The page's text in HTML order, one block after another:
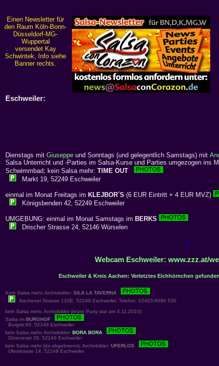
Einen Newsletter für
den Raum Köln-Bonn-
Düsseldorf-MG-
Wuppertal
versendet Kay
Schwintek, Info siehe
Banner rechts.
Eschweiler:
Dienstags mit Giuseppe und Sonntags (und gelegentlich Samstags) mit
Salsa Unterricht und -Parties im Salsa-Kurse und Parties umgezogen ins
Schwimmbad; kein Salsa mehr: TIME OUT
Markt 19, 52249 Eschweiler
einmal im Monat Freitags im KLEJBOR´S (6 EUR Eintritt + 4 EUR MVZ)
Königsbenden 42, 52249 Eschweiler
UMGEBUNG: einmal im Monat Samstags im BERKS
Drischer Strasse 24, 52146 Würselen
Webcam Eschweiler: www.zzz.at/
Eschweiler & Kreis Aachen: Verletztes Eichhörnchen
Kein Salsa mehr, Archivbilder: SILA LA TAVERNA
Aachener Strasse 133E, 52249 Eschweiler, Telefon: 02403-8090 530
kein Salsa mehr, Archivbilder (letzte Party war am 4.11.2010):
Salsa im BURGHOF
Burgstr.60, 52249 Eschweiler
kein Salsa mehr, Archivbilder: BORA BORA
Dürenerstr 28, 52249 Eschweiler
kein Salsa mehr (da abgebrannt), Archivbilder: UFERLOS
Uferstrasse 14, 52249 Eschweiler